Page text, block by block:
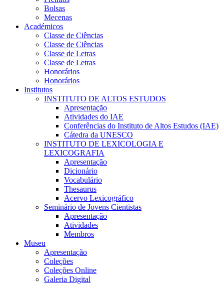
Bolsas
Mecenas
Académicos
Classe de Ciências
Classe de Ciências
Classe de Letras
Classe de Letras
Honorários
Honorários
Institutos
INSTITUTO DE ALTOS ESTUDOS
Apresentação
Atividades do IAE
Conferências do Instituto de Altos Estudos (IAE)
Cátedra da UNESCO
INSTITUTO DE LEXICOLOGIA E
LEXICOGRAFIA
Apresentação
Dicionário
Vocabulário
Thesaurus
Acervo Lexicográfico
Seminário de Jovens Cientistas
Apresentação
Atividades
Membros
Museu
Apresentação
Coleções
Coleções Online
Galeria Digital